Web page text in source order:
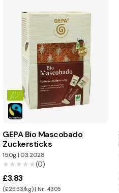
GEPA Bio Mascobado
Zuckersticks
150g|03.2028
★★★★★
★★★★★(0)
£3.83
(£25.53/kg) | Nr.: 4305